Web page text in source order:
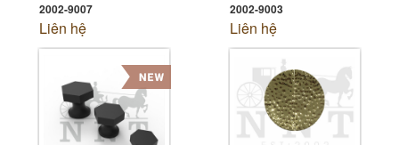
2002-9007
Liên hệ
2002-9003
Liên hệ